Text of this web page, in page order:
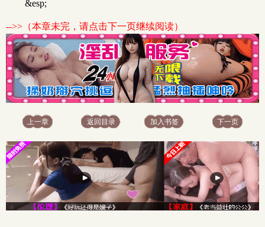
&esp;
-->>（本章未完，请点击下一页继续阅读）
上一章 返回目录 加入书签 下一页